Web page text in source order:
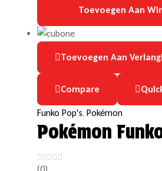
Toevoegen Aan
Toevoegen Aan
Compare
Funko Pop's, Pokémon
Pokémon